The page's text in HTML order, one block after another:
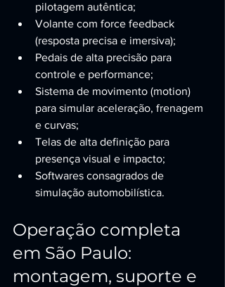
pilotagem autêntica;
Volante com force feedback
(resposta precisa e imersiva);
Pedais de alta precisão para
controle e performance;
Sistema de movimento (motion)
para simular aceleração, frenagem
e curvas;
Telas de alta definição para
presença visual e impacto;
Softwares consagrados de
simulação automobilística.
Operação completa
em São Paulo:
montagem, suporte e